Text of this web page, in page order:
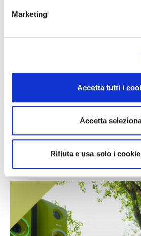
Marketing
Accetta tutti i
Accetta
Rifiuta e usa solo i
Vælg toget og
Gratis taxatransport fra Mestre-